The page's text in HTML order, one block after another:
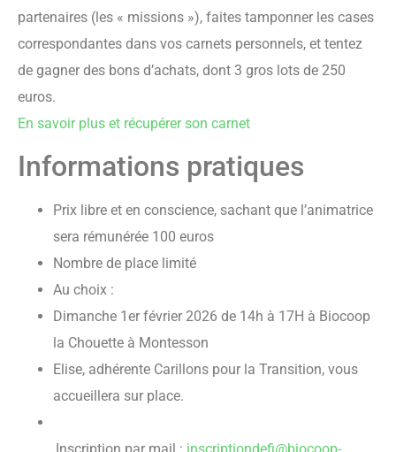
partenaires (les « missions »), faites tamponner les cases
correspondantes dans vos carnets personnels, et tentez
de gagner des bons d’achats, dont 3 gros lots de 250
euros.
En savoir plus et récupérer son carnet
Informations pratiques
Prix libre et en conscience, sachant que l’animatrice
sera rémunérée 100 euros
Nombre de place limité
Au choix :
Dimanche 1er février 2026 de 14h à 17H à Biocoop
la Chouette à Montesson
Elise, adhérente Carillons pour la Transition, vous
accueillera sur place.